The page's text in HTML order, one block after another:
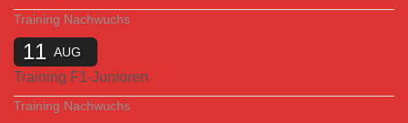
Training Nachwuchs
11 AUG
Training F1-Junioren
Training Nachwuchs